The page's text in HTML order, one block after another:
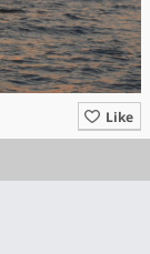
Like